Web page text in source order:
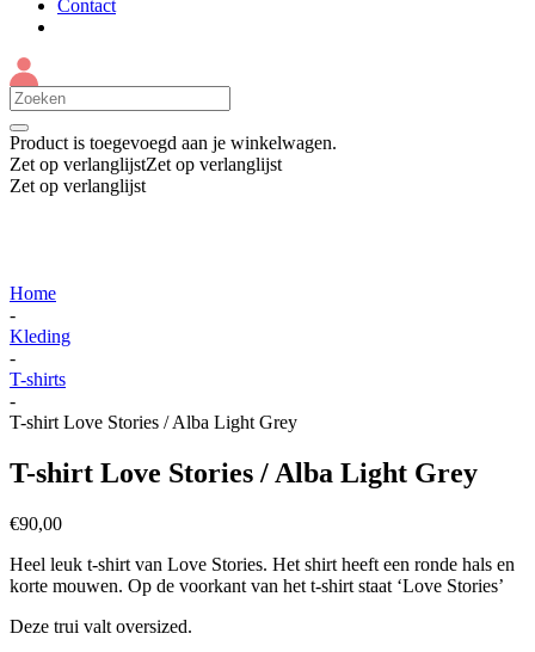
Contact
Product is toegevoegd aan je winkelwagen.
Zet op verlanglijstZet op verlanglijst
Zet op verlanglijst
Home
-
Kleding
-
T-shirts
-
T-shirt Love Stories / Alba Light Grey
T-shirt Love Stories / Alba Light Grey
€90,00
Heel leuk t-shirt van Love Stories. Het shirt heeft een ronde hals en
korte mouwen. Op de voorkant van het t-shirt staat ‘Love Stories’
Deze trui valt oversized.